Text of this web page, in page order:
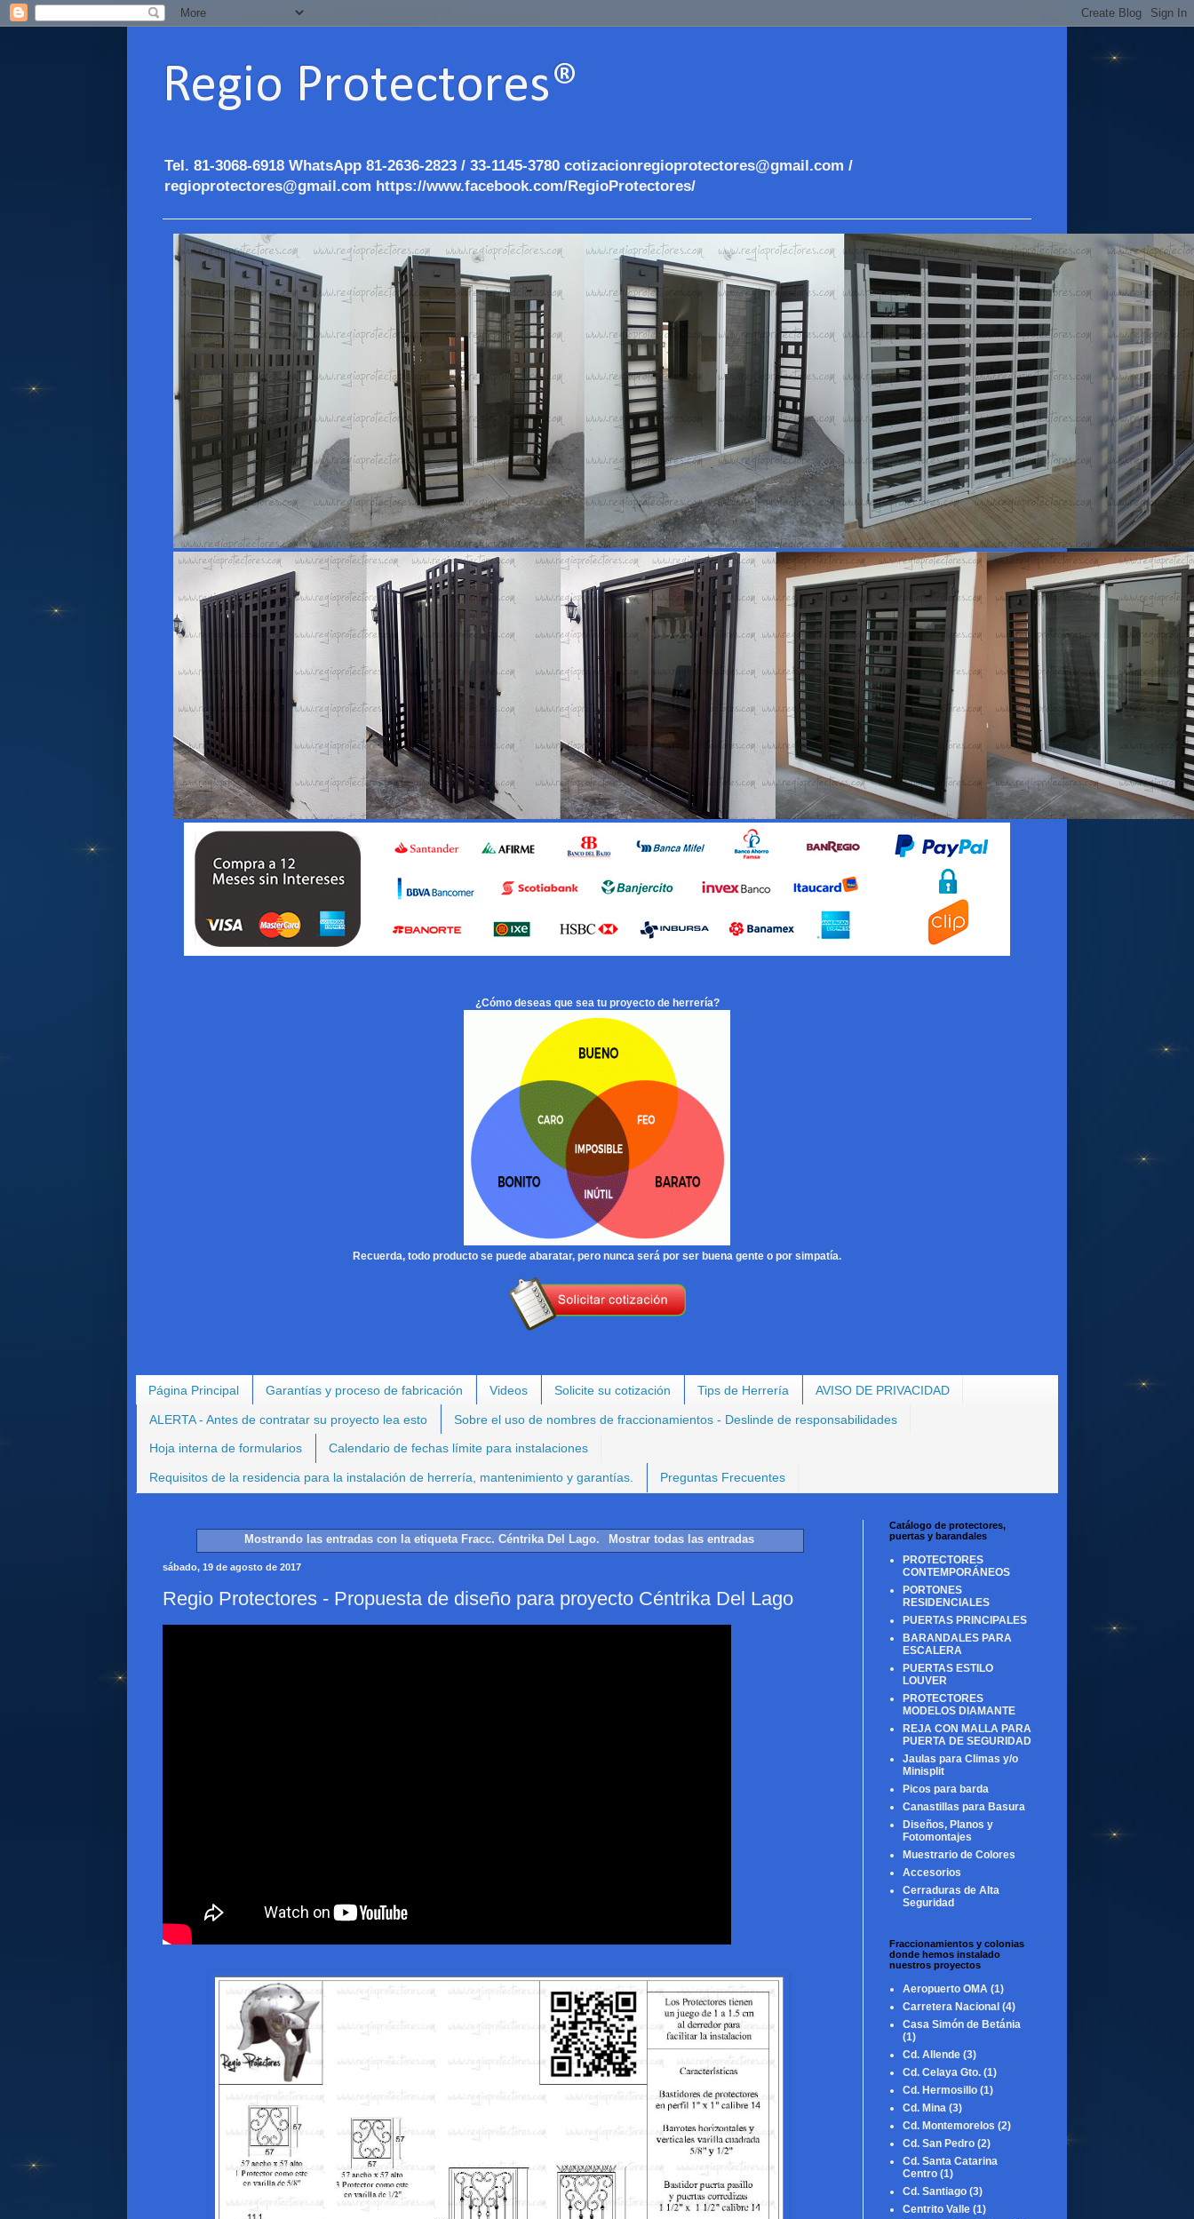
Regio Protectores®
Tel. 81-3068-6918 WhatsApp 81-2636-2823 / 33-1145-3780 cotizacionregioprotectores@gmail.com /
regioprotectores@gmail.com https://www.facebook.com/RegioProtectores/
¿Cómo deseas que sea tu proyecto de herrería?
Recuerda, todo producto se puede abaratar, pero nunca será por ser buena gente o por simpatía.
Página Principal Garantías y proceso de fabricación Videos Solicite su cotización Tips de Herrería AVISO DE PRIVACIDAD
ALERTA - Antes de contratar su proyecto lea esto Sobre el uso de nombres de fraccionamientos - Deslinde de responsabilidades
Hoja interna de formularios Calendario de fechas límite para instalaciones
Requisitos de la residencia para la instalación de herrería, mantenimiento y garantías. Preguntas Frecuentes
Mostrando las entradas con la etiqueta Fracc. Céntrika Del Lago. Mostrar todas las entradas
sábado, 19 de agosto de 2017
Regio Protectores - Propuesta de diseño para proyecto Céntrika Del Lago
Catálogo de protectores,
puertas y barandales
PROTECTORES
CONTEMPORÁNEOS
PORTONES
RESIDENCIALES
PUERTAS PRINCIPALES
BARANDALES PARA
ESCALERA
PUERTAS ESTILO
LOUVER
PROTECTORES
MODELOS DIAMANTE
REJA CON MALLA PARA
PUERTA DE SEGURIDAD
Jaulas para Climas y/o
Minisplit
Picos para barda
Canastillas para Basura
Diseños, Planos y
Fotomontajes
Muestrario de Colores
Accesorios
Cerraduras de Alta
Seguridad
Fraccionamientos y colonias
donde hemos instalado
nuestros proyectos
Aeropuerto OMA (1)
Carretera Nacional (4)
Casa Simón de Betánia
(1)
Cd. Allende (3)
Cd. Celaya Gto. (1)
Cd. Hermosillo (1)
Cd. Mina (3)
Cd. Montemorelos (2)
Cd. San Pedro (2)
Cd. Santa Catarina
Centro (1)
Cd. Santiago (3)
Centrito Valle (1)